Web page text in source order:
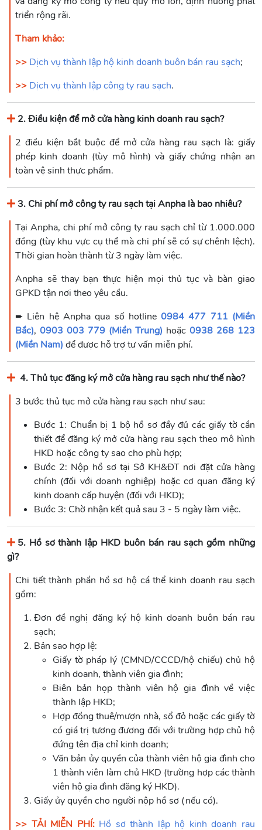
triển rộng rãi.
Tham khảo:
>> Dịch vụ thành lập hộ kinh doanh buôn bán rau sạch;
>> Dịch vụ thành lập công ty rau sạch.
2. Điều kiện để mở cửa hàng kinh doanh rau sạch?
2 điều kiện bắt buộc để mở cửa hàng rau sạch là: giấy
phép kinh doanh (tùy mô hình) và giấy chứng nhận an
toàn vệ sinh thực phẩm.
3. Chi phí mở công ty rau sạch tại Anpha là bao nhiêu?
Tại Anpha, chi phí mở công ty rau sạch chỉ từ 1.000.000
đồng (tùy khu vực cụ thể mà chi phí sẽ có sự chênh lệch).
Thời gian hoàn thành từ 3 ngày làm việc.
Anpha sẽ thay bạn thực hiện mọi thủ tục và bàn giao
GPKD tận nơi theo yêu cầu.
➨ Liên hệ Anpha qua số hotline0984 477 711 (Miền
Bắc), 0903 003 779 (Miền Trung) hoặc 0938 268 123
(Miền Nam) để được hỗ trợ tư vấn miễn phí.
4. Thủ tục đăng ký mở cửa hàng rau sạch như thế nào?
3 bước thủ tục mở cửa hàng rau sạch như sau:
Bước 1: Chuẩn bị 1 bộ hồ sơ đầy đủ các giấy tờ cần
thiết để đăng ký mở cửa hàng rau sạch theo mô hình
HKD hoặc công ty sao cho phù hợp;
Bước 2: Nộp hồ sơ tại Sở KH&ĐT nơi đặt cửa hàng
chính (đối với doanh nghiệp) hoặc cơ quan đăng ký
kinh doanh cấp huyện (đối với HKD);
Bước 3: Chờ nhận kết quả sau 3 - 5 ngày làm việc.
5. Hồ sơ thành lập HKD buôn bán rau sạch gồm những
gì?
Chi tiết thành phần hồ sơ hộ cá thể kinh doanh rau sạch
gồm:
Đơn đề nghị đăng ký hộ kinh doanh buôn bán rau
sạch;
Bản sao hợp lệ:
Giấy tờ pháp lý (CMND/CCCD/hộ chiếu) chủ hộ
kinh doanh, thành viên gia đình;
Biên bản họp thành viên hộ gia đình về việc
thành lập HKD;
Hợp đồng thuê/mượn nhà, sổ đỏ hoặc các giấy tờ
có giá trị tương đương đối với trường hợp chủ hộ
đứng tên địa chỉ kinh doanh;
Văn bản ủy quyền của thành viên hộ gia đình cho
1 thành viên làm chủ HKD (trường hợp các thành
viên hộ gia đình đăng ký HKD).
Giấy ủy quyền cho người nộp hồ sơ (nếu có).
>> TẢI MIỄN PHÍ: Hồ sơ thành lập hộ kinh doanh rau